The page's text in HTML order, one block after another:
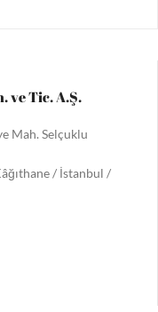
ve Tic. A.Ş.
Mah. Selçuklu
/ İstanbul /